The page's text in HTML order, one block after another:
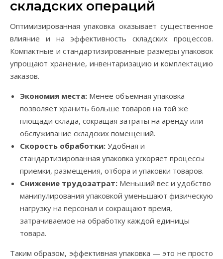
складских операций
Оптимизированная упаковка оказывает существенное
влияние и на эффективность складских процессов.
Компактные и стандартизированные размеры упаковок
упрощают хранение, инвентаризацию и комплектацию
заказов.
Экономия места: Менее объемная упаковка
позволяет хранить больше товаров на той же
площади склада, сокращая затраты на аренду или
обслуживание складских помещений.
Скорость обработки: Удобная и
стандартизированная упаковка ускоряет процессы
приемки, размещения, отбора и упаковки товаров.
Снижение трудозатрат: Меньший вес и удобство
манипулирования упаковкой уменьшают физическую
нагрузку на персонал и сокращают время,
затрачиваемое на обработку каждой единицы
товара.
Таким образом, эффективная упаковка — это не просто